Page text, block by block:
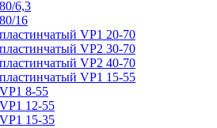
6,3
16
VP1 20-70
VP2 30-70
VP2 40-70
VP1 15-55
8-55
12-55
15-35